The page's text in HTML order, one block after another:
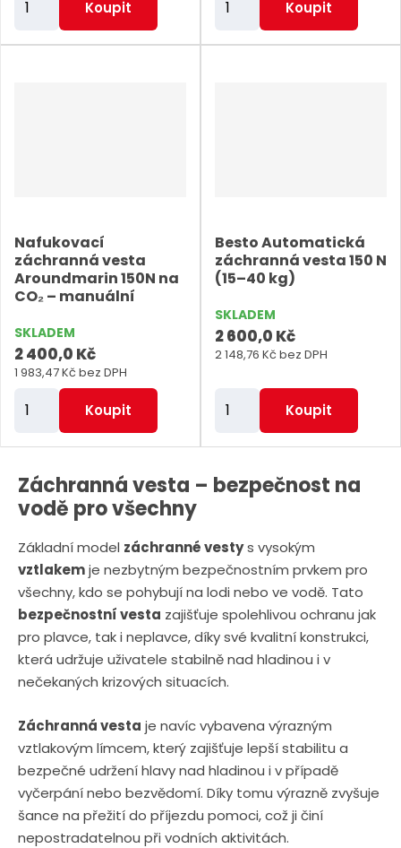
ě
t
Koupit
ě
t
Koupit
Nafukovací
záchranná vesta
Aroundmarin 150N na
CO₂ – manuální
2 400,0 Kč
1 983,47 Kč bez DPH
ě
n
p
o
č
e
t
Koupit
SKLADEM
Besto Automatická
záchranná vesta 150 N
(15–40 kg)
2 600,0 Kč
2 148,76 Kč bez DPH
ě
n
p
o
č
e
t
Koupit
SKLADEM
Záchranná vesta – bezpečnost na
vodě pro všechny
Základní model záchranné vestys vysokým
vztlakemje nezbytným bezpečnostním prvkem pro
všechny, kdo se pohybují na lodi nebo ve vodě. Tato
bezpečnostní vesta zajišťuje spolehlivou ochranu jak
pro plavce, tak i neplavce, díky své kvalitní konstrukci,
která udržuje uživatele stabilně nad hladinou i v
nečekaných krizových situacích.
Záchranná vesta je navíc vybavena výrazným
vztlakovým límcem, který zajišťuje lepší stabilitu a
bezpečné udržení hlavy nad hladinou i v případě
vyčerpání nebo bezvědomí. Díky tomu výrazně zvyšuje
šance na přežití do příjezdu pomoci, což ji činí
nepostradatelnou při vodních aktivitách.